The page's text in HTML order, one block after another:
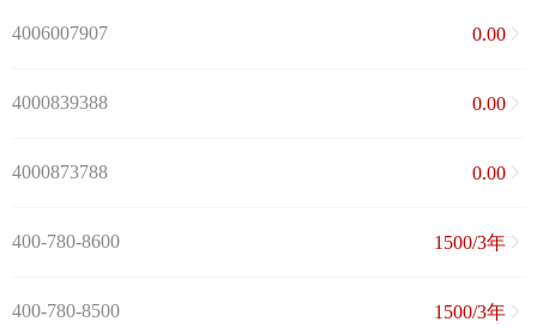
4006007907 0.00
4000839388 0.00
4000873788 0.00
400-780-8600 1500/3年
400-780-8500 1500/3年